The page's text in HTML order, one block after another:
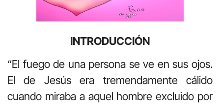
INTRODUCCIÓN
“El fuego de una persona se ve en sus ojos.
El de Jesús era tremendamente cálido
cuando miraba a aquel hombre excluido por